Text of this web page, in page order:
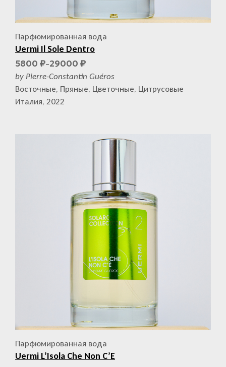
Парфюмированная вода
Uermi Il Sole Dentro
5800 ₽–29000 ₽
by Pierre-Constantin Guéros
Восточные, Пряные, Цветочные, Цитрусовые
Италия, 2022
Парфюмированная вода
Uermi L’Isola Che Non C’E